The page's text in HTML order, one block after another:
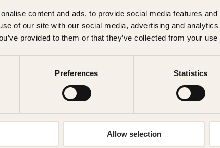
content and ads, to provide social media features
of our site with our social media, advertising and
provided to them or that they’ve collected from your
Preferences Statistics
Allow selection
349kr
Utsolgt
Beskrivelse
Forlag